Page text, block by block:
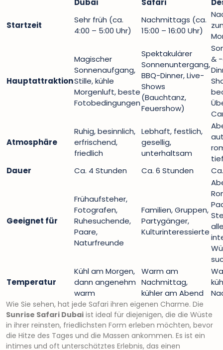
Dubai Safari
Startzeit
Sehr früh (ca.
4:00 – 5:00 Uhr)
Nachmittags (ca.
15:00 – 16:00 Uhr)
Hauptattraktion
Magischer
Sonnenaufgang,
Stille, kühle
Morgenluft, beste
Fotobedingungen
Spektakulärer
Sonnenuntergang,
BBQ-Dinner, Live-
Shows
(Bauchtanz,
Feuershow)
&
Atmosphäre
Ruhig, besinnlich,
erfrischend,
friedlich
Lebhaft, festlich,
gesellig,
unterhaltsam
Dauer
Ca. 4 Stunden Ca. 6 Stunden
Geeignet für
Frühaufsteher,
Fotografen,
Ruhesuchende,
Paare,
Naturfreunde
Familien, Gruppen,
Partygänger,
Kulturinteressierte
Temperatur
Kühl am Morgen,
dann angenehm
warm
Warm am
Nachmittag,
kühler am Abend
Wie Sie sehen, hat jede Safari ihren eigenen Charme. Die
Sunrise Safari Dubai ist ideal für diejenigen, die die Wüste
in ihrer reinsten, friedlichsten Form erleben möchten, bevor
die Hitze des Tages und die Massen ankommen. Es ist ein
intimes und oft unterschätztes Erlebnis, das einen